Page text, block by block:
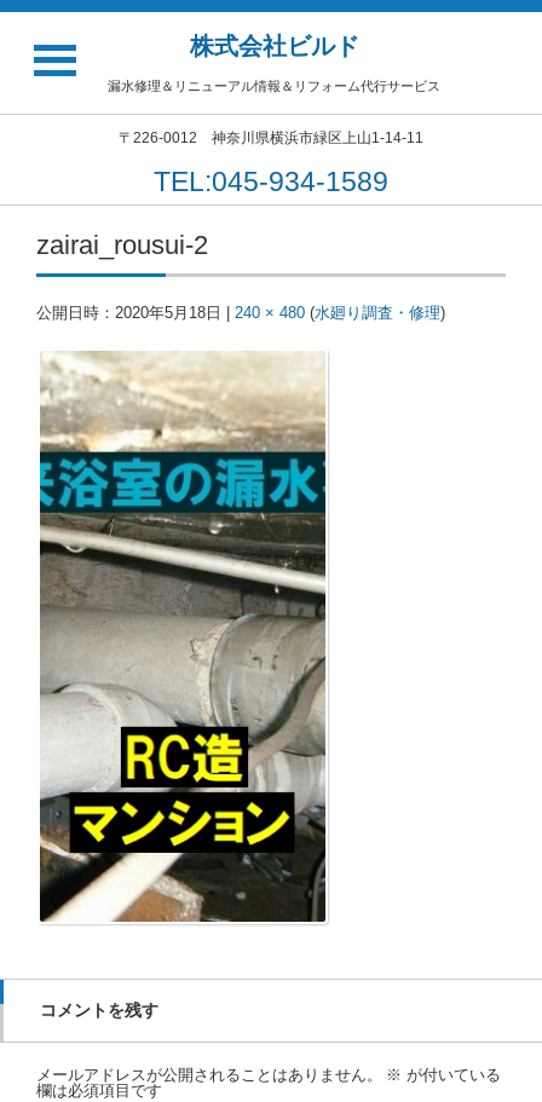
株式会社ビルド
漏水修理＆リニューアル情報＆リフォーム代行サービス
〒226-0012 神奈川県横浜市緑区上山1-14-11
TEL:045-934-1589
zairai_rousui-2
公開日時： 2020年5月18日 240 × 480 (水廻り調査・修理)
コメントを残す
メールアドレスが公開されることはありません。 ※ が付いている
欄は必須項目です